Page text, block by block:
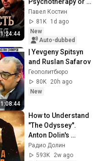
1:24:44
Psychotherapy or
Real Mysticism? |
Alexandra Barkova
Павел Костин
81K
1d ago
New
Auto-dubbed
1:08:44
| Yevgeny Spitsyn
and Ruslan Safarov
Геополитбюро
80K
20h ago
New
How to Understand
"The Odyssey".
Anton Dolin's
Analysis
Радио Долин
593K
2w ago